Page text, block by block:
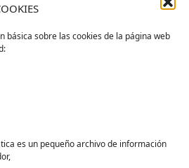
básica sobre las cookies de la página web
es un pequeño archivo de información